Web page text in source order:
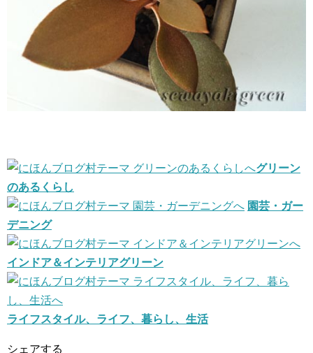
グリーン
のあるくらし
園芸・ガー
デニング
インドア＆インテリアグリーン
ライフスタイル、ライフ、暮らし、生活
シェアする